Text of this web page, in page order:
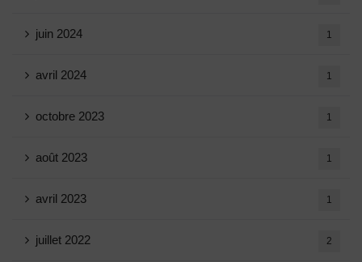
juin 2024 1
avril 2024 1
octobre 2023 1
août 2023 1
avril 2023 1
juillet 2022 2